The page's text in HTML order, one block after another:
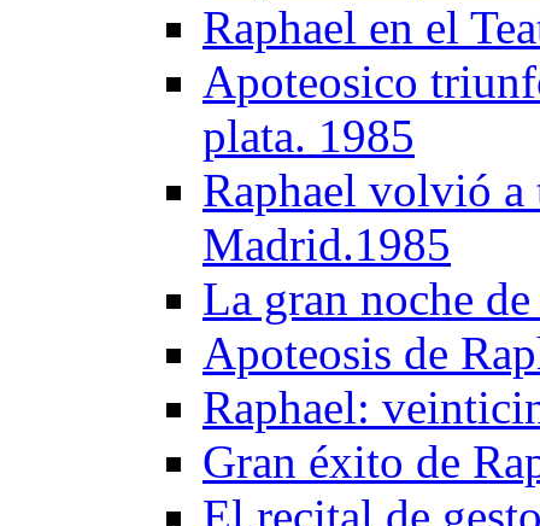
Raphael en el
Apoteosico
plata. 1985
Raphael volvió a
Madrid.1985
La gran noche
Apoteosis de
Raphael:
Gran éxito de